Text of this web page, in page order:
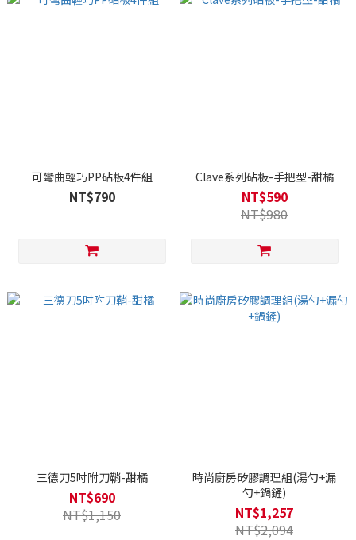
可彎曲輕巧PP砧板4件組
NT$790
Clave系列砧板-手把型-甜橘
NT$590
NT$980
三德刀5吋附刀鞘-甜橘
NT$690
NT$1,150
時尚廚房矽膠調理組(湯勺+漏
勺+鍋鏟)
NT$1,257
NT$2,094